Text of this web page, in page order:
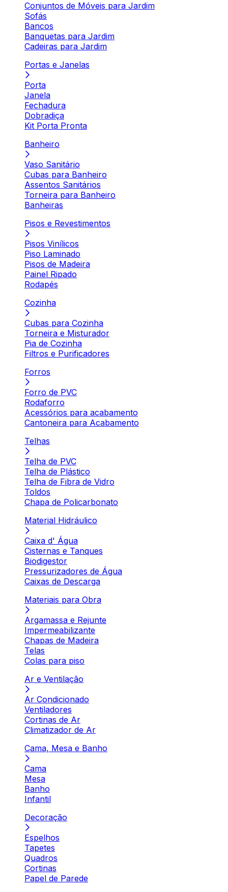
Conjuntos de Móveis para Jardim
Sofás
Bancos
Banquetas para Jardim
Cadeiras para Jardim
Portas e Janelas
Porta
Janela
Fechadura
Dobradiça
Kit Porta Pronta
Banheiro
Vaso Sanitário
Cubas para Banheiro
Assentos Sanitários
Torneira para Banheiro
Banheiras
Pisos e Revestimentos
Pisos Vinílicos
Piso Laminado
Pisos de Madeira
Painel Ripado
Rodapés
Cozinha
Cubas para Cozinha
Torneira e Misturador
Pia de Cozinha
Filtros e Purificadores
Forros
Forro de PVC
Rodaforro
Acessórios para acabamento
Cantoneira para Acabamento
Telhas
Telha de PVC
Telha de Plástico
Telha de Fibra de Vidro
Toldos
Chapa de Policarbonato
Material Hidráulico
Caixa d' Água
Cisternas e Tanques
Biodigestor
Pressurizadores de Água
Caixas de Descarga
Materiais para Obra
Argamassa e Rejunte
Impermeabilizante
Chapas de Madeira
Telas
Colas para piso
Ar e Ventilação
Ar Condicionado
Ventiladores
Cortinas de Ar
Climatizador de Ar
Cama, Mesa e Banho
Cama
Mesa
Banho
Infantil
Decoração
Espelhos
Tapetes
Quadros
Cortinas
Papel de Parede